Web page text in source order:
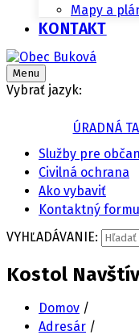
Mapy a
KONTAKT
Menu
Vybrať jazyk:
ÚRADNÁ
Služby pre
Civilná ochrana
Ako vybaviť
Kontaktný
VYHĽADÁVANIE:
Kostol
Domov /
Adresár /